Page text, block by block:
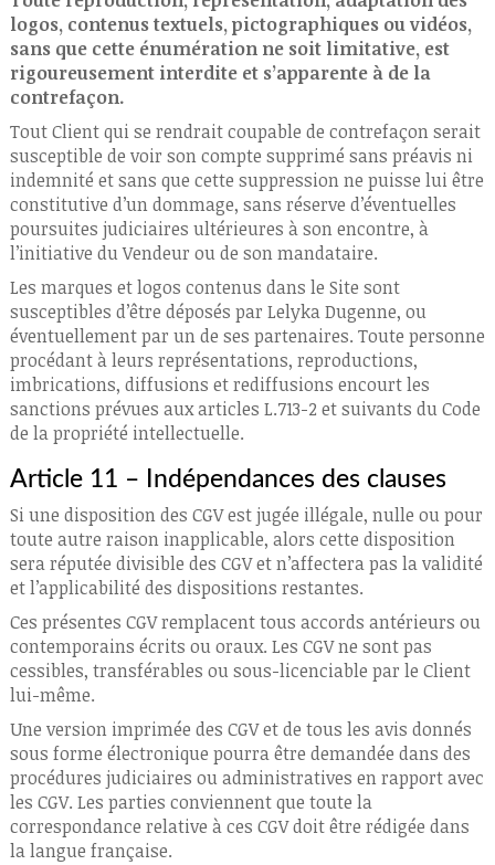
logos, contenus textuels, pictographiques ou vidéos,
sans que cette énumération ne soit limitative, est
rigoureusement interdite et s’apparente à de la
contrefaçon.
Tout Client qui se rendrait coupable de contrefaçon serait
susceptible de voir son compte supprimé sans préavis ni
indemnité et sans que cette suppression ne puisse lui être
constitutive d’un dommage, sans réserve d’éventuelles
poursuites judiciaires ultérieures à son encontre, à
l’initiative du Vendeur ou de son mandataire.
Les marques et logos contenus dans le Site sont
susceptibles d’être déposés par Lelyka Dugenne, ou
éventuellement par un de ses partenaires. Toute personne
procédant à leurs représentations, reproductions,
imbrications, diffusions et rediffusions encourt les
sanctions prévues aux articles L.713-2 et suivants du Code
de la propriété intellectuelle.
Article 11 – Indépendances des clauses
Si une disposition des CGV est jugée illégale, nulle ou pour
toute autre raison inapplicable, alors cette disposition
sera réputée divisible des CGV et n’affectera pas la validité
et l’applicabilité des dispositions restantes.
Ces présentes CGV remplacent tous accords antérieurs ou
contemporains écrits ou oraux. Les CGV ne sont pas
cessibles, transférables ou sous-licenciable par le Client
lui-même.
Une version imprimée des CGV et de tous les avis donnés
sous forme électronique pourra être demandée dans des
procédures judiciaires ou administratives en rapport avec
les CGV. Les parties conviennent que toute la
correspondance relative à ces CGV doit être rédigée dans
la langue française.